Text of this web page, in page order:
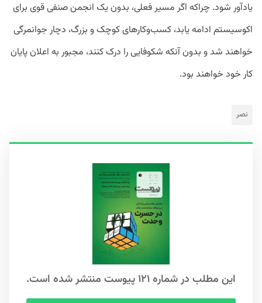
یادآور شود. چراکه اگر مسیر فعلی، بدون یک انجمن صنفی قوی برای
اکوسیستم ادامه یابد، کسب‌وکارهای کوچک و بزرگ، دچار جوانمرگی
خواهند شد و بدون آنکه شکوفایی را درک کنند، مجبور به اعلان پایان
کار خود خواهند بود.
نصر
این مطلب در شماره ۱۲۱ پیوست منتشر شده است.